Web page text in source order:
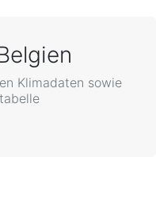
Klimadaten sowie